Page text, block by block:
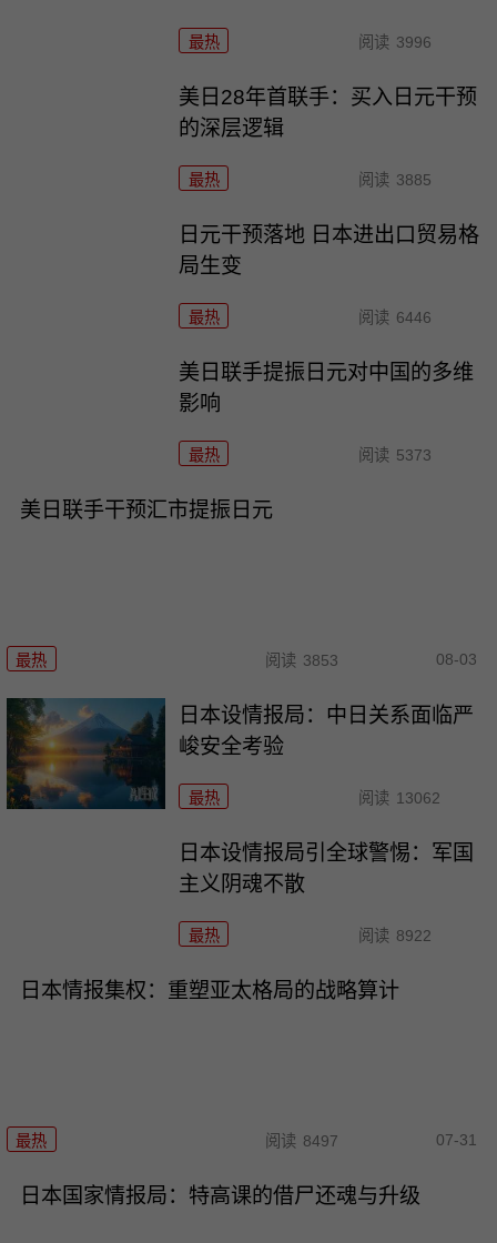
最热 阅读 3996
美日28年首联手：买入日元干预
的深层逻辑
最热 阅读 3885
日元干预落地 日本进出口贸易格
局生变
最热 阅读 6446
美日联手提振日元对中国的多维
影响
最热 阅读 5373
美日联手干预汇市提振日元
最热 阅读 3853 08-03
日本设情报局：中日关系面临严
峻安全考验
最热 阅读 13062
日本设情报局引全球警惕：军国
主义阴魂不散
最热 阅读 8922
日本情报集权：重塑亚太格局的战略算计
最热 阅读 8497 07-31
日本国家情报局：特高课的借尸还魂与升级